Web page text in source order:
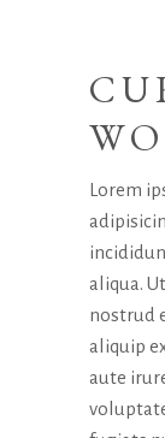
Lorem
aliqua.
nostrud
aliquip
aute